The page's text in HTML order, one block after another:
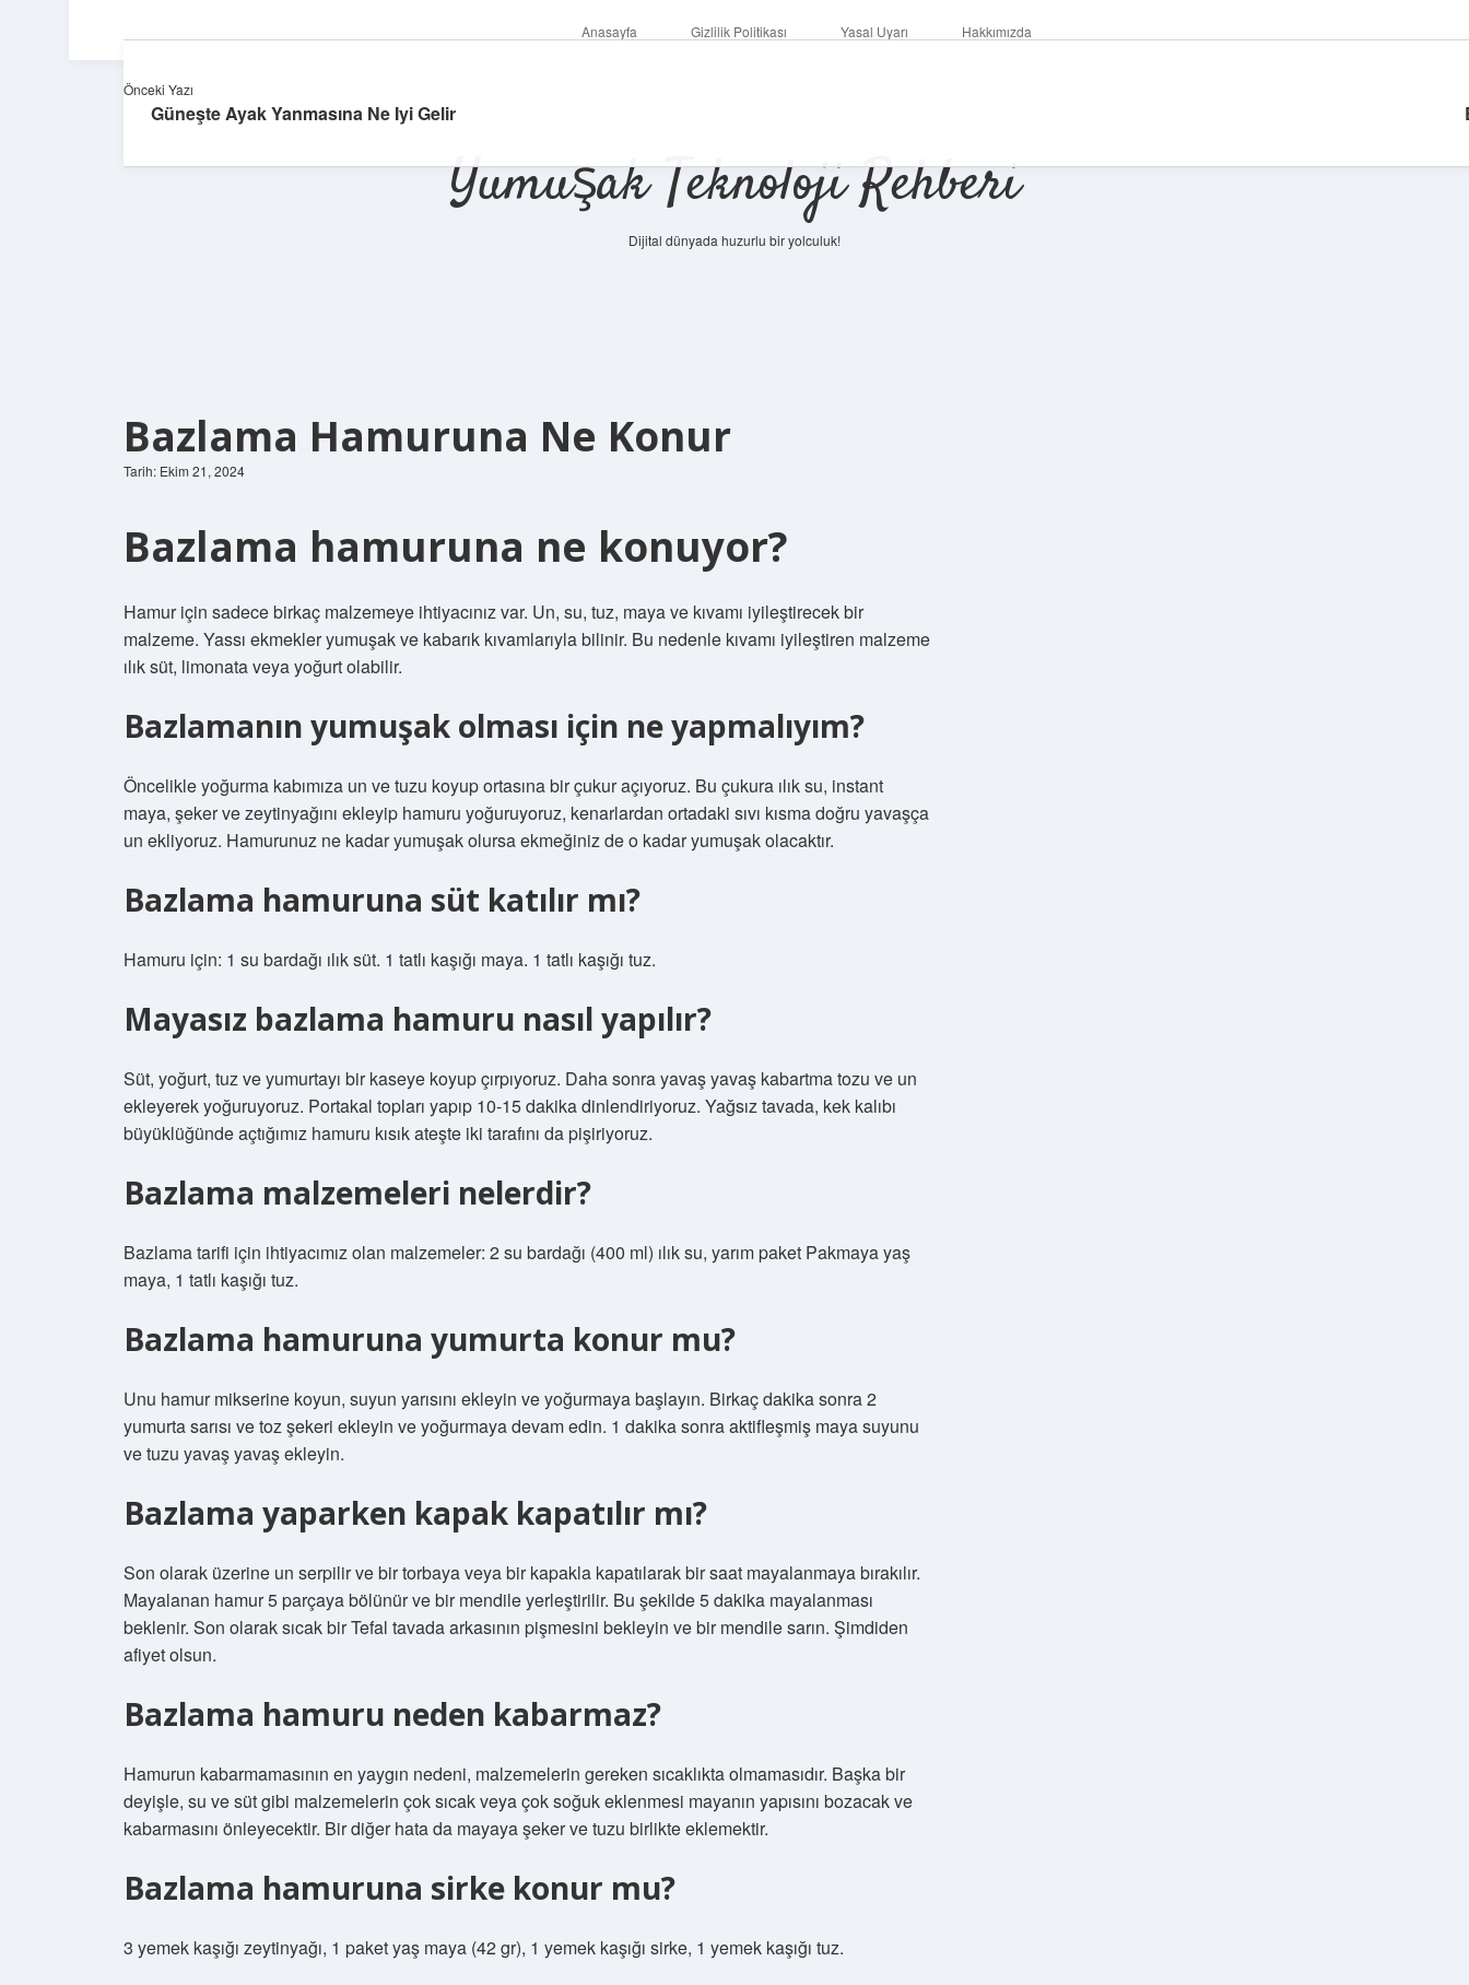
Anasayfa Gizlilik Politikası Yasal Uyarı Hakkımızda
Yumuşak Teknoloji Rehberi
Dijital dünyada huzurlu bir yolculuk!
Bazlama Hamuruna Ne Konur
Tarih: Ekim 21, 2024
Bazlama hamuruna ne konuyor?
Hamur için sadece birkaç malzemeye ihtiyacınız var. Un, su, tuz, maya ve kıvamı iyileştirecek bir
malzeme. Yassı ekmekler yumuşak ve kabarık kıvamlarıyla bilinir. Bu nedenle kıvamı iyileştiren malzeme
ılık süt, limonata veya yoğurt olabilir.
Bazlamanın yumuşak olması için ne yapmalıyım?
Öncelikle yoğurma kabımıza un ve tuzu koyup ortasına bir çukur açıyoruz. Bu çukura ılık su, instant
maya, şeker ve zeytinyağını ekleyip hamuru yoğuruyoruz, kenarlardan ortadaki sıvı kısma doğru yavaşça
un ekliyoruz. Hamurunuz ne kadar yumuşak olursa ekmeğiniz de o kadar yumuşak olacaktır.
Bazlama hamuruna süt katılır mı?
Hamuru için: 1 su bardağı ılık süt. 1 tatlı kaşığı maya. 1 tatlı kaşığı tuz.
Mayasız bazlama hamuru nasıl yapılır?
Süt, yoğurt, tuz ve yumurtayı bir kaseye koyup çırpıyoruz. Daha sonra yavaş yavaş kabartma tozu ve un
ekleyerek yoğuruyoruz. Portakal topları yapıp 10-15 dakika dinlendiriyoruz. Yağsız tavada, kek kalıbı
büyüklüğünde açtığımız hamuru kısık ateşte iki tarafını da pişiriyoruz.
Bazlama malzemeleri nelerdir?
Bazlama tarifi için ihtiyacımız olan malzemeler: 2 su bardağı (400 ml) ılık su, yarım paket Pakmaya yaş
maya, 1 tatlı kaşığı tuz.
Bazlama hamuruna yumurta konur mu?
Unu hamur mikserine koyun, suyun yarısını ekleyin ve yoğurmaya başlayın. Birkaç dakika sonra 2
yumurta sarısı ve toz şekeri ekleyin ve yoğurmaya devam edin. 1 dakika sonra aktifleşmiş maya suyunu
ve tuzu yavaş yavaş ekleyin.
Bazlama yaparken kapak kapatılır mı?
Son olarak üzerine un serpilir ve bir torbaya veya bir kapakla kapatılarak bir saat mayalanmaya bırakılır.
Mayalanan hamur 5 parçaya bölünür ve bir mendile yerleştirilir. Bu şekilde 5 dakika mayalanması
beklenir. Son olarak sıcak bir Tefal tavada arkasının pişmesini bekleyin ve bir mendile sarın. Şimdiden
afiyet olsun.
Bazlama hamuru neden kabarmaz?
Hamurun kabarmamasının en yaygın nedeni, malzemelerin gereken sıcaklıkta olmamasıdır. Başka bir
deyişle, su ve süt gibi malzemelerin çok sıcak veya çok soğuk eklenmesi mayanın yapısını bozacak ve
kabarmasını önleyecektir. Bir diğer hata da mayaya şeker ve tuzu birlikte eklemektir.
Bazlama hamuruna sirke konur mu?
3 yemek kaşığı zeytinyağı, 1 paket yaş maya (42 gr), 1 yemek kaşığı sirke, 1 yemek kaşığı tuz.
Önceki Yazı
Güneşte Ayak Yanmasına Ne Iyi Gelir